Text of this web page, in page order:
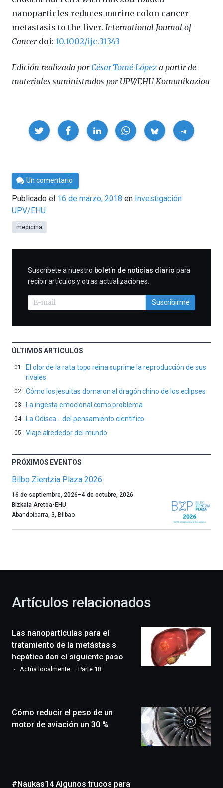
nanoparticles reduces murine colon cancer
metastasis to the liver. International Journal of
Cancer doi: 10.1002/ijc.31343
Edición realizada por César Tomé López a partir de
materiales suministrados por UPV/EHU Komunikazioa
Compartir
Por
César
Tomé
Un comentario
Publicado el 16 de marzo, 2018 en Investigación
UPV/EHU
medicina
SUSCRIBIRME
Suscríbete a nuestro boletín de noticias diario para
recibir artículos y otras actualizaciones.
Suscribirme
ÚLTIMOS ARTÍCULOS
El olor de la rata topo reina suprime la reproducción de sus
rivales
Cómo los jesuitas domaron al dragón chino de los eclipses
La ingesta emocional como problema
La Odisea… del pensamiento científico
Viaje alrededor del mundo
PRÓXIMOS EVENTOS
Bilbo Zientzia Plaza 2026
Un
año
más,
celebración
novena
edición
de
Zientzia
festival
que
exposiciones,
16 de septiembre, 2026–4 de octubre, 2026
Bizkaia Aretoa-EHU
Abandoibarra, 3, Bilbao
Artículos relacionados
Las nanopartículas para el
tratamiento de la metástasis
hepática dan el siguiente paso
Actúa localmente — Parte 18
Cómo reducir el peso de un
motor de aviación un 30 %
#Naukas14 Algunos trucos para